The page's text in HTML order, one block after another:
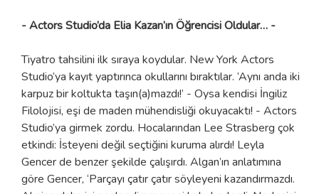
- Actors Studio’da Elia Kazan’ın Öğrencisi Oldular… -
Tiyatro tahsilini ilk sıraya koydular. New York Actors
Studio’ya kayıt yaptırınca okullarını bıraktılar. ‘Aynı anda iki
karpuz bir koltukta taşın(a)mazdı!’ - Oysa kendisi İngiliz
Filolojisi, eşi de maden mühendisliği okuyacaktı! - Actors
Studio’ya girmek zordu. Hocalarından Lee Strasberg çok
etkindi: İsteyeni değil seçtiğini kuruma alırdı! Leyla
Gencer de benzer şekilde çalışırdı. Algan’ın anlatımına
göre Gencer, ‘Parçayı çatır çatır söyleyeni kazandırmazdı.